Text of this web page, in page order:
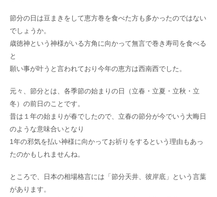
節分の日は豆まきをして恵方巻を食べた方も多かったのではない
でしょうか。
歳徳神という神様がいる方角に向かって無言で巻き寿司を食べる
と
願い事が叶うと言われており今年の恵方は西南西でした。
元々、節分とは、各季節の始まりの日（立春・立夏・立秋・立
冬）の前日のことです。
昔は１年の始まりが春でしたので、立春の節分が今でいう大晦日
のような意味合いとなり
1年の邪気を払い神様に向かってお祈りをするという理由もあっ
たのかもしれませんね。
ところで、日本の相場格言には「節分天井、彼岸底」という言葉
があります。